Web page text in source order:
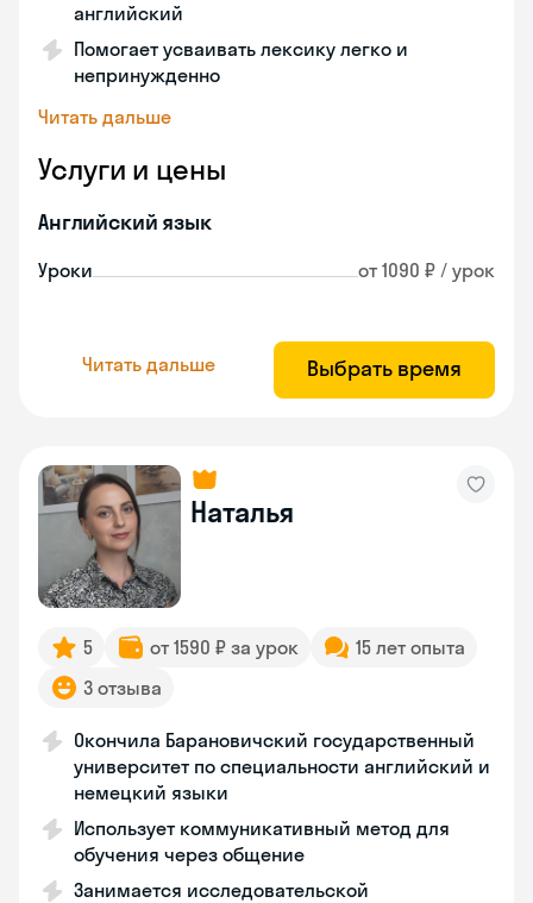
английский
Помогает усваивать лексику легко и
непринужденно
Читать дальше
Услуги и цены
Английский язык
Уроки от 1090 ₽ / урок
Читать дальше Выбрать время
Наталья
5 от 1590 ₽ за урок
15 лет опыта
3 отзыва
Окончила Барановичский государственный
университет по специальности английский и
немецкий языки
Использует коммуникативный метод для
обучения через общение
Занимается исследовательской